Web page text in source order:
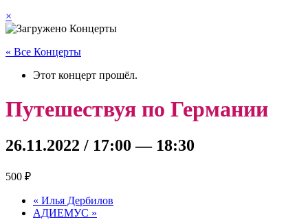
×
« Все Концерты
Этот концерт прошёл.
Путешествуя по Германии
26.11.2022 / 17:00 — 18:30
500 ₽
« Илья Дербилов
АДИЕМУС »